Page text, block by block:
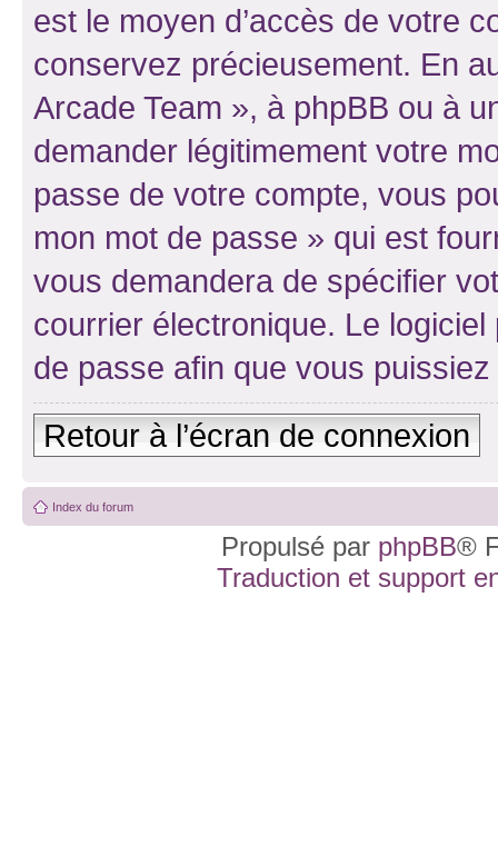
est le moyen d’accès de votre
conservez précieusement. En
Arcade Team », à phpBB ou à
demander légitimement votre
passe de votre compte, vous
mon mot de passe » qui est
vous demandera de spécifier
courrier électronique. Le
de passe afin que vous
Retour à l’écran de connexion
Index du forum
Propulsé par phpBB®
Traduction et support